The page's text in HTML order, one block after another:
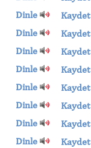
Dinle
Kaydet
Dinle
Kaydet
Dinle
Kaydet
Dinle
Kaydet
Dinle
Kaydet
Dinle
Kaydet
Dinle
Kaydet
Dinle
Kaydet